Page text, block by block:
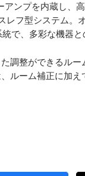
ンプを内蔵し、
レフ型システム。
で、多彩な機器と
調整ができるルー
ルーム補正に加